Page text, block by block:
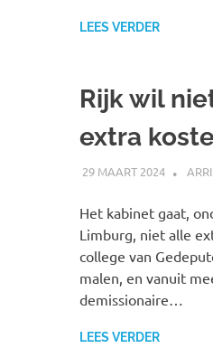
LEES VERDER
Rijk wil
extra
29 MAART 2024
Het kabinet gaat,
Limburg, niet alle
college van
malen, en vanuit
demissionaire…
LEES VERDER